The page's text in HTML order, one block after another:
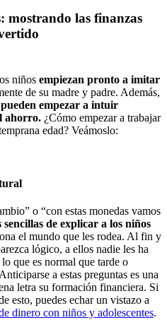
mostrando las finanzas
niños empiezan pronto a imitar
de su madre y padre. Además,
pueden empezar a intuir
ahorro. ¿Cómo empezar a trabajar
edad? Veámoslo:
o “con estas monedas vamos
sencillas de explicar a los niños
el mundo que les rodea. Al fin y
lógico, a ellos nadie les ha
que es normal que tarde o
a estas preguntas es una
letra su formación financiera. Si
esto, puedes echar un vistazo a
dinero con niños y adolescentes.